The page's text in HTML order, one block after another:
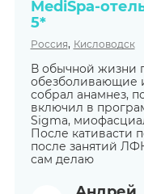
MediSpa-
5*
Россия, Кисловодск
В обычной жизни
обезболивающие
собрал анамнез,
включил в
Sigma,
После кативасти
после занятий
сам делаю